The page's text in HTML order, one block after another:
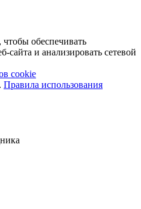
обеспечивать
сайта и анализировать сетевой
cookie
Правила использования